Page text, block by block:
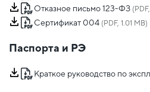
Отказное письмо 123-ФЗ
Сертификат 004 (PDF, 1.01 MB)
Паспорта и РЭ
Краткое руководство по